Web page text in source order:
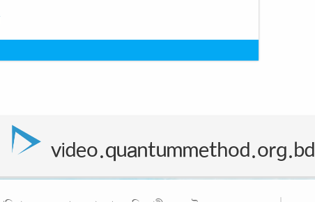
video.quantummethod.org.bd